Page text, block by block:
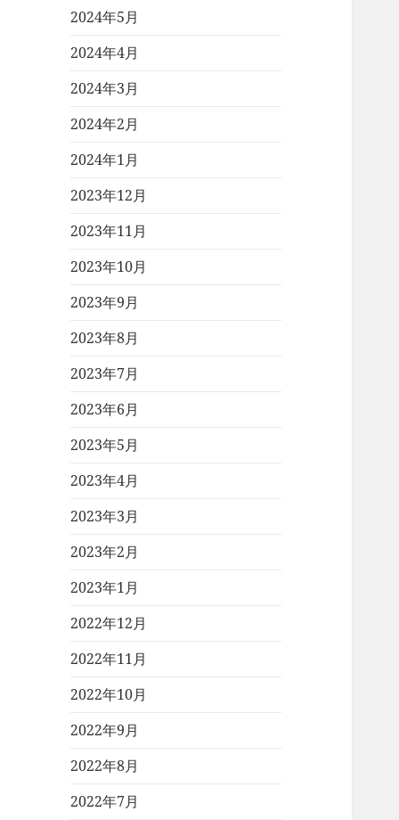
2024年5月
2024年4月
2024年3月
2024年2月
2024年1月
2023年12月
2023年11月
2023年10月
2023年9月
2023年8月
2023年7月
2023年6月
2023年5月
2023年4月
2023年3月
2023年2月
2023年1月
2022年12月
2022年11月
2022年10月
2022年9月
2022年8月
2022年7月